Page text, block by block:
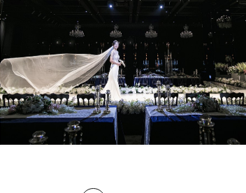
대구 스몰웨딩 센터피스 스몰웨딩